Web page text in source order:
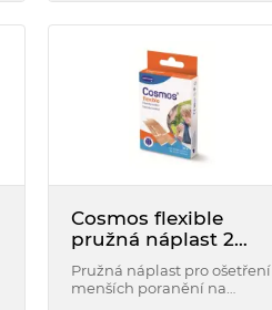
Cosmos flexible
pružná náplast 2
velikosti 20ks
Pružná náplast pro ošetření
menších poranění na